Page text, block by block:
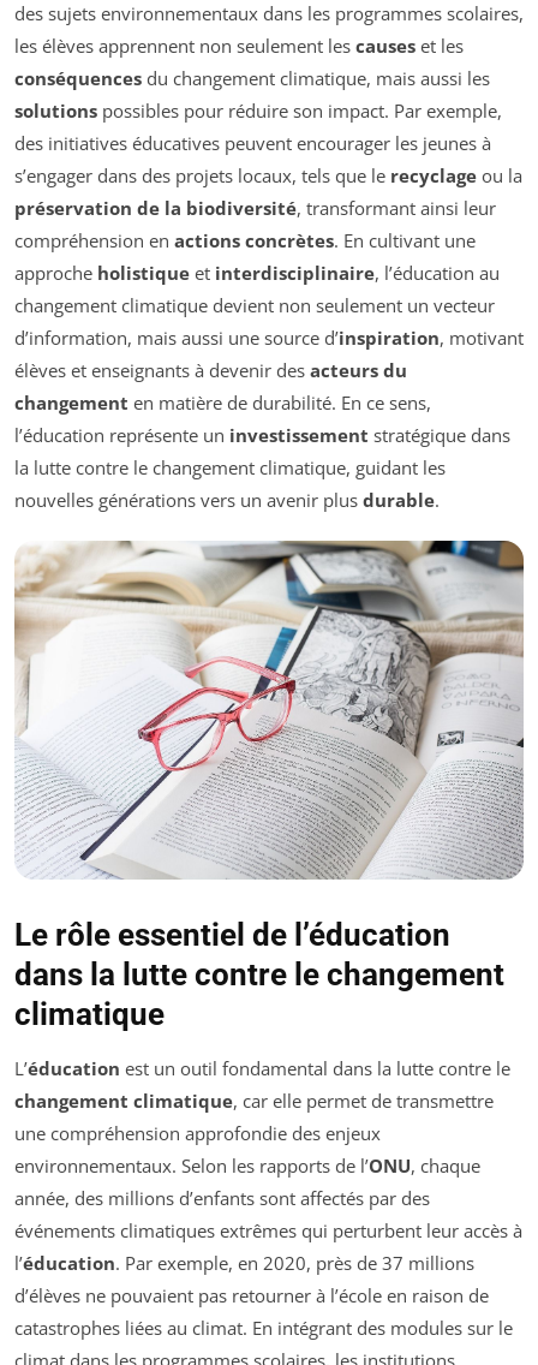
des sujets environnementaux dans les programmes scolaires,
les élèves apprennent non seulement les causes et les
conséquences du changement climatique, mais aussi les
solutions possibles pour réduire son impact. Par exemple,
des initiatives éducatives peuvent encourager les jeunes à
s’engager dans des projets locaux, tels que le recyclage ou la
préservation de la biodiversité, transformant ainsi leur
compréhension en actions concrètes. En cultivant une
approche holistique et interdisciplinaire, l’éducation au
changement climatique devient non seulement un vecteur
d’information, mais aussi une source d’inspiration, motivant
élèves et enseignants à devenir des acteurs du
changement en matière de durabilité. En ce sens,
l’éducation représente un investissement stratégique dans
la lutte contre le changement climatique, guidant les
nouvelles générations vers un avenir plus durable.
Le rôle essentiel de l’éducation
dans la lutte contre le changement
climatique
L’éducation est un outil fondamental dans la lutte contre le
changement climatique, car elle permet de transmettre
une compréhension approfondie des enjeux
environnementaux. Selon les rapports de l’ONU, chaque
année, des millions d’enfants sont affectés par des
événements climatiques extrêmes qui perturbent leur accès à
l’éducation. Par exemple, en 2020, près de 37 millions
d’élèves ne pouvaient pas retourner à l’école en raison de
catastrophes liées au climat. En intégrant des modules sur le